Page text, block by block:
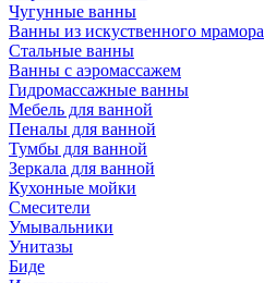
Чугунные ванны
Ванны из искуственного мрамора
Стальные ванны
Ванны с аэромассажем
Гидромассажные ванны
Мебель для ванной
Пеналы для ванной
Тумбы для ванной
Зеркала для ванной
Кухонные мойки
Смесители
Умывальники
Унитазы
Биде